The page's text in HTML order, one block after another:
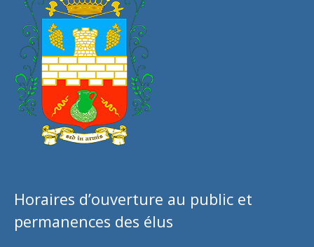
Horaires d’ouverture au public et
permanences des élus